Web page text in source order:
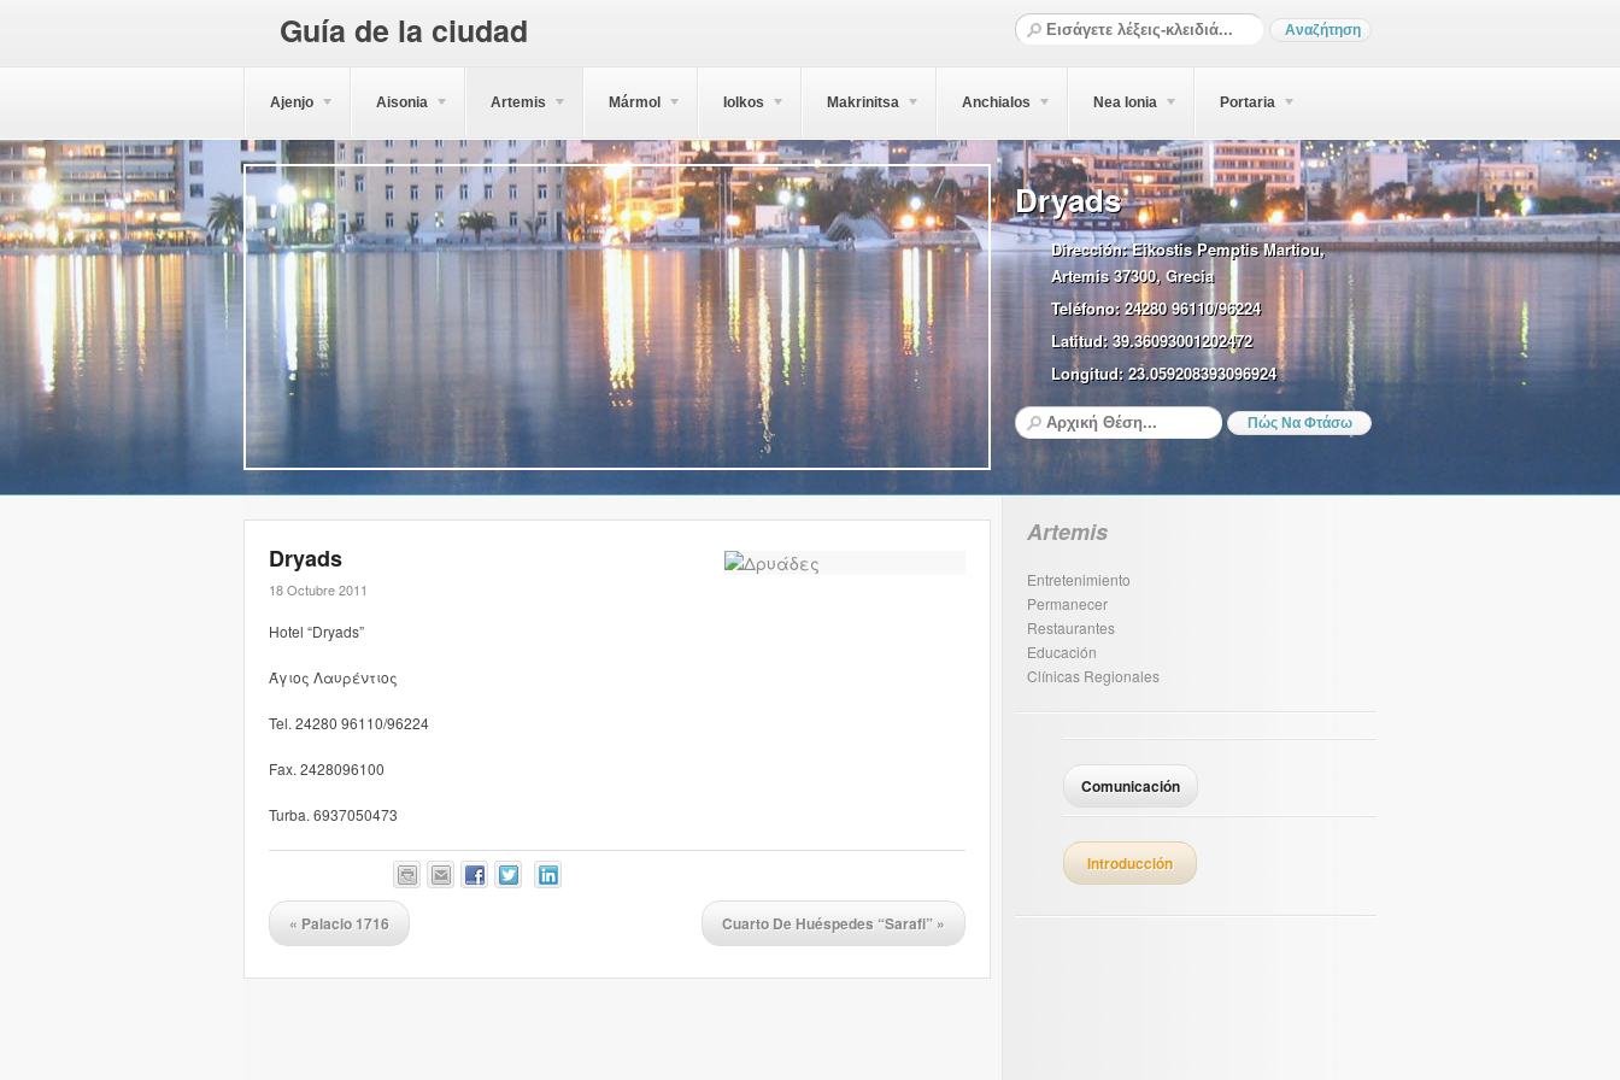
Guía de la ciudad
Ajenjo Aisonia Artemis Mármol Iolkos Makrinitsa Anchialos Nea Ionia Portaria
Dryads
Dirección:Eikostis Pemptis Martiou,
Artemis 37300, Grecia
Teléfono:24280 96110/96224
Latitud:39.36093001202472
Longitud:23.059208393096924
Dryads
18 Octubre 2011
Hotel “Dryads”
Άγιος Λαυρέντιος
Tel. 24280 96110/96224
Fax. 2428096100
Turba. 6937050473
« Palacio 1716 Cuarto De Huéspedes “Sarafi” »
Artemis
Entretenimiento
Permanecer
Restaurantes
Educación
Clínicas Regionales
Comunicación
Introducción